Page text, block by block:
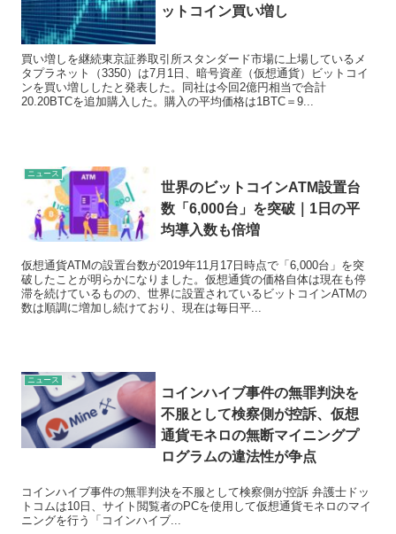
ットコイン買い増し
買い増しを継続東京証券取引所スタンダード市場に上場しているメ
タプラネット（3350）は7月1日、暗号資産（仮想通貨）ビットコイ
ンを買い増ししたと発表した。同社は今回2億円相当で合計
20.20BTCを追加購入した。購入の平均価格は1BTC＝9...
ニュース
世界のビットコインATM設置台
数「6,000台」を突破｜1日の平
均導入数も倍増
仮想通貨ATMの設置台数が2019年11月17日時点で「6,000台」を突
破したことが明らかになりました。仮想通貨の価格自体は現在も停
滞を続けているものの、世界に設置されているビットコインATMの
数は順調に増加し続けており、現在は毎日平...
ニュース
コインハイブ事件の無罪判決を
不服として検察側が控訴、仮想
通貨モネロの無断マイニングプ
ログラムの違法性が争点
コインハイブ事件の無罪判決を不服として検察側が控訴 弁護士ドッ
トコムは10日、サイト閲覧者のPCを使用して仮想通貨モネロのマイ
ニングを行う「コインハイブ...